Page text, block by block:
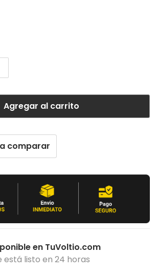
para CINTA LED NEON - 1ra
cantidad para CINTA LED
Agregar al carrito
comparar
en TuVoltio.com
listo en 24 horas